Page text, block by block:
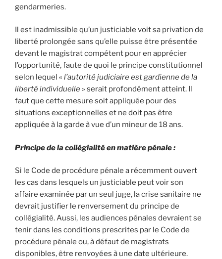
gendarmeries.
Il est inadmissible qu’un justiciable voit sa privation de
liberté prolongée sans qu’elle puisse être présentée
devant le magistrat compétent pour en apprécier
l’opportunité, faute de quoi le principe constitutionnel
selon lequel « l’autorité judiciaire est gardienne de la
liberté individuelle » serait profondément atteint. Il
faut que cette mesure soit appliquée pour des
situations exceptionnelles et ne doit pas être
appliquée à la garde à vue d’un mineur de 18 ans.
Principe de la collégialité en matière pénale :
Si le Code de procédure pénale a récemment ouvert
les cas dans lesquels un justiciable peut voir son
affaire examinée par un seul juge, la crise sanitaire ne
devrait justifier le renversement du principe de
collégialité. Aussi, les audiences pénales devraient se
tenir dans les conditions prescrites par le Code de
procédure pénale ou, à défaut de magistrats
disponibles, être renvoyées à une date ultérieure.